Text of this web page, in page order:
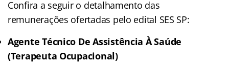
Confira a seguir o detalhamento das
remunerações ofertadas pelo edital SES SP:
Agente Técnico De Assistência À Saúde
(Terapeuta Ocupacional)